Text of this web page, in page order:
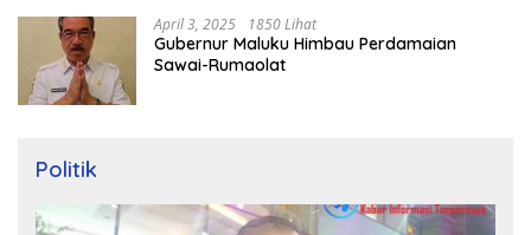
April 3, 2025 1850 Lihat
Gubernur Maluku Himbau Perdamaian
Sawai-Rumaolat
Politik